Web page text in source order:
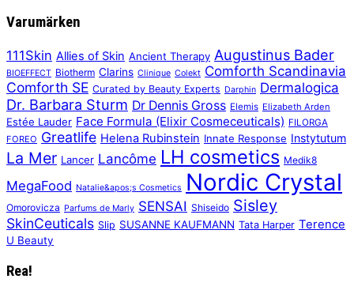
Varumärken
111Skin Allies of Skin Ancient Therapy Augustinus Bader
BIOEFFECT Biotherm Clarins Clinique Colekt Comforth Scandinavia
Comforth SE Curated by Beauty Experts Darphin Dermalogica
Dr. Barbara Sturm Dr Dennis Gross Elemis Elizabeth Arden
Estée Lauder Face Formula (Elixir Cosmeceuticals) FILORGA
FOREO Greatlife Helena Rubinstein Innate Response Instytutum
La Mer Lancer Lancôme LH cosmetics Medik8
MegaFood Natalie&apos;s Cosmetics Nordic Crystal
Omorovicza Parfums de Marly SENSAI Shiseido Sisley
SkinCeuticals Slip SUSANNE KAUFMANN Tata Harper Terence
U Beauty
Rea!